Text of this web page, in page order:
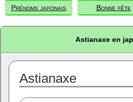
Prénoms japonais Bonne fête
Astianaxe en
Astianaxe